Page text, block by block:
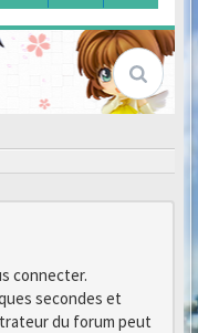
connecter.
secondes et
du forum peut